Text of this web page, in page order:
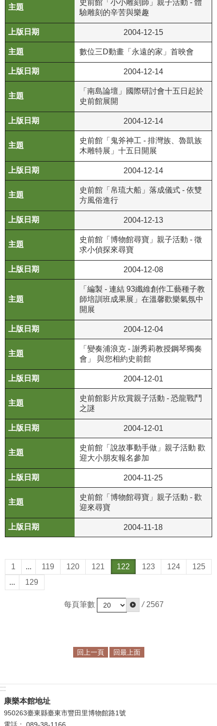
隱
私
權
保
護
政
策
資
訊
全
告
為
民
服
務
皮
書
政
公
資
訊
史前館「小小雕刻師」親子活動 - 體
驗雕刻的辛苦與樂趣
2004-12-15
數位三D動畫「永遠的家」首映會
2004-12-14
「南島論壇」國際研討會十五日起於
史前館展開
2004-12-14
史前館「鬼斧神工 - 排灣族、魯凱族
木雕特展」十五日開展
2004-12-14
史前館「帛琉大船」落成儀式 - 依雙
方風俗進行
2004-12-13
史前館「博物館尋寶」親子活動 - 徵
求小偵探來尋寶
2004-12-08
「編製 - 連結 93纖維創作工藝種子教
師培訓班成果展」在溫馨歡樂氣氛中
開展
2004-12-04
「變奏浦浪克 - 謝秀莉教授鋼琴獨奏
會」 與您相約史前館
2004-12-01
史前館影片欣賞親子活動 - 恐龍戰鬥
之謎
2004-12-01
史前館「說故事動手做」親子活動 歡
迎大小朋友報名參加
2004-11-25
史前館「博物館尋寶」親子活動 - 歡
迎來尋寶
2004-11-18
1 ... 119 120 121 122 123 124
125
...
129
每頁筆數 / 2567
回上一頁 回最上面
:::
康樂本館地址
950263臺東縣臺東市豐田里博物館路1號
電話： 089-38-1166